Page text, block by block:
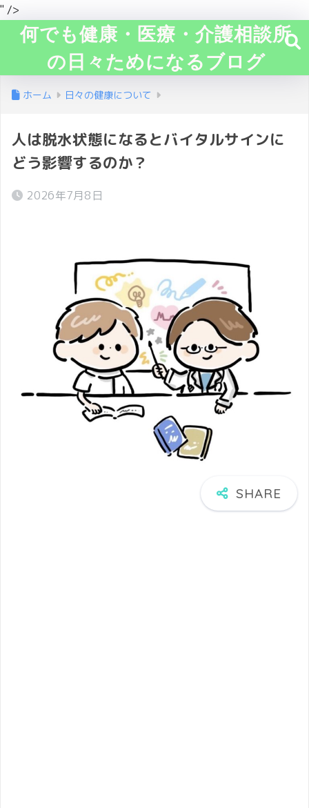
" />
何でも健康・医療・介護相談所
の日々ためになるブログ
ホーム 日々の健康について
人は脱水状態になるとバイタルサインに
どう影響するのか？
2026年7月8日